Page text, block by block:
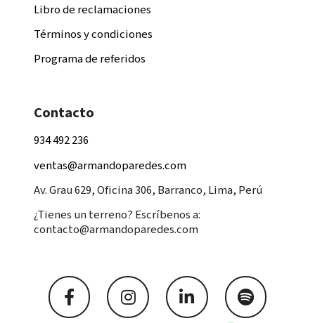
Libro de reclamaciones
Términos y condiciones
Programa de referidos
Contacto
934 492 236
ventas@armandoparedes.com
Av. Grau 629, Oficina 306, Barranco, Lima, Perú
¿Tienes un terreno? Escríbenos a:
contacto@armandoparedes.com